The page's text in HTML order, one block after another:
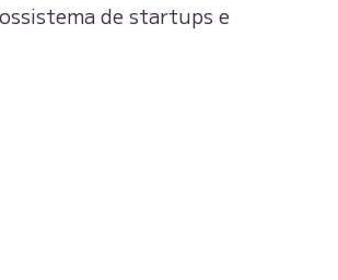
de startups e